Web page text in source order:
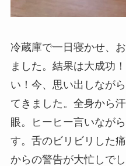
冷蔵庫で一日寝かせ、
ました。結果は大成功
い！今、思い出しなが
てきました。全身から
眼。ヒーヒー言いなが
す。舌のビリビリした
からの警告が大忙しで